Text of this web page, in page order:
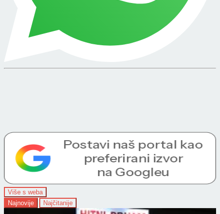
Više s weba
Najnovije
Najčitanije